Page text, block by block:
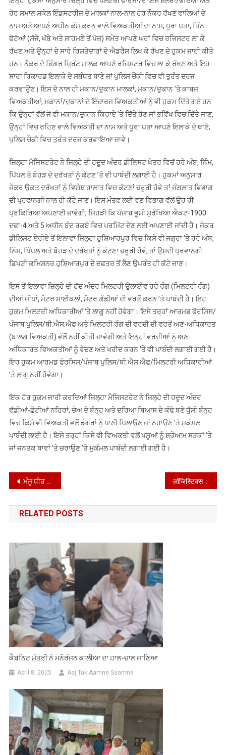
ਵੱਖ-
ਵੱਖ
ਪਾਬੰਦੀਆਂ
ਦੇ
ਹੁਕਮ
ਹੋਰ ਸਮਾਲ ਸਕੇਲ ਇੰਡਸਟਰੀਜ਼ ਦੇ ਮਾਲਕਾਂ ਨਾਲ-ਨਾਲ ਹੋਰ ਨੌਕਰ ਰੱਖਣ ਵਾਲਿਆਂ ਦੇ
ਨਾਮ ਅਤੇ ਆਪਣੇ ਅਧੀਨ ਕੰਮ ਕਰਨ ਵਾਲੇ ਵਿਅਕਤੀਆਂ ਦਾ ਨਾਮ, ਪੂਰਾ ਪਤਾ, ਤਿੰਨ
ਫੋਟੋਆਂ (ਸੱਜੇ, ਖੱਬੇ ਅਤੇ ਸਾਹਮਣੇ ਤੋਂ ਪੋਜ਼) ਸਮੇਤ ਆਪਣੇ ਘਰਾਂ ਵਿਚ ਰਜਿਸਟਰ ਲਾ ਕੇ
ਰੱਖਣ ਅਤੇ ਉਨ੍ਹਾਂ ਦੇ ਸਾਰੇ ਰਿਸ਼ਤੇਦਾਰਾਂ ਦੇ ਐਡਰੈਸ ਲਿਖ ਕੇ ਰੱਖਣ ਦੇ ਹੁਕਮ ਜਾਰੀ ਕੀਤੇ
ਹਨ। ਨੌਕਰ ਦੇ ਫਿੰਗਰ ਪ੍ਰਿੰਟ ਮਾਲਕ ਆਪਣੇ ਰਜਿਸਟਰ ਵਿਚ ਲਾ ਕੇ ਰੱਖਣ ਅਤੇ ਇਹ
ਸਾਰਾ ਰਿਕਾਰਡ ਇਲਾਕੇ ਦੇ ਸਬੰਧਤ ਥਾਣੇ ਜਾਂ ਪੁਲਿਸ ਚੌਂਕੀ ਵਿਚ ਵੀ ਤੁਰੰਤ ਦਰਜ
ਕਰਵਾਉਣ। ਇਸ ਦੇ ਨਾਲ ਹੀ ਮਕਾਨ/ਦੁਕਾਨ ਮਾਲਕਾਂ, ਮਕਾਨ/ਦੁਕਾਨ ’ਤੇ ਕਾਬਜ਼
ਵਿਅਕਤੀਆਂ, ਮਕਾਨਾਂ/ਦੁਕਾਨਾਂ ਦੇ ਇੰਚਾਰਜ ਵਿਅਕਤੀਆਂ ਨੂੰ ਵੀ ਹੁਕਮ ਦਿੱਤੇ ਗਏ ਹਨ
ਕਿ ਉਨ੍ਹਾਂ ਵੱਲੋਂ ਜੋ ਵੀ ਮਕਾਨ/ਦੁਕਾਨ ਕਿਰਾਏ ’ਤੇ ਦਿੱਤੇ ਹੋਣ ਜਾਂ ਭਵਿੱਖ ਵਿਚ ਦਿੱਤੇ ਜਾਣ,
ਉਨ੍ਹਾਂ ਵਿਚ ਰਹਿਣ ਵਾਲੇ ਵਿਅਕਤੀ ਦਾ ਨਾਮ ਅਤੇ ਪੂਰਾ ਪਤਾ ਆਪਣੇ ਇਲਾਕੇ ਦੇ ਥਾਣੇ,
ਪੁਲਿਸ ਚੌਕੀ ਵਿਚ ਤੁਰੰਤ ਦਰਜ ਕਰਵਾਇਆ ਜਾਵੇ।
ਜ਼ਿਲ੍ਹਾ ਮੈਜਿਸਟਰੇਟ ਨੇ ਜ਼ਿਲ੍ਹੇ ਦੀ ਹਦੂਦ ਅੰਦਰ ਡੀਲਿਸਟ ਖੇਤਰ ਵਿਚੋਂ ਹਰੇ ਅੰਬ, ਨਿੰਮ,
ਪਿੱਪਲ ਤੇ ਬੋਹੜ ਦੇ ਦਰੱਖਤਾਂ ਨੂੰ ਕੱਟਣ ’ਤੇ ਵੀ ਪਾਬੰਦੀ ਲਗਾਈ ਹੈ। ਹੁਕਮਾਂ ਅਨੁਸਾਰ
ਜੇਕਰ ਉਕਤ ਦਰੱਖਤਾਂ ਨੂੰ ਵਿਸ਼ੇਸ਼ ਹਾਲਾਤ ਵਿਚ ਕੱਟਣਾਂ ਜ਼ਰੂਰੀ ਹੋਵੇ ਤਾਂ ਜੰਗਲਾਤ ਵਿਭਾਗ
ਦੀ ਪ੍ਰਵਾਨਗੀ ਨਾਲ ਹੀ ਕੱਟੇ ਜਾਣ। ਇਸ ਮੰਤਵ ਲਈ ਵਣ ਵਿਭਾਗ ਵੱਲੋਂ ਉਹ ਹੀ
ਪ੍ਰਕਿਰਿਆ ਅਪਣਾਈ ਜਾਵੇਗੀ, ਜਿਹੜੀ ਕਿ ਪੰਜਾਬ ਭੂਮੀ ਸੁਰੱਖਿਆ ਐਕਟ-1900
ਦਫਾ-4 ਅਤੇ 5 ਅਧੀਨ ਬੰਦ ਰਕਬੇ ਵਿਚ ਪਰਮਿੱਟ ਦੇਣ ਲਈ ਅਪਣਾਈ ਜਾਂਦੀ ਹੈ। ਜੇਕਰ
ਡੀਲਿਸਟ ਏਰੀਏ ਤੋਂ ਇਲਾਵਾ ਜ਼ਿਲ੍ਹਾ ਹੁਸ਼ਿਆਰਪੁਰ ਵਿਚ ਕਿਸੇ ਵੀ ਜਗ੍ਹਾ ‘ਤੇ ਹਰੇ ਅੰਬ,
ਨਿੰਮ, ਪਿੱਪਲ ਅਤੇ ਬੋਹੜ ਦੇ ਦਰੱਖਤਾਂ ਨੂੰ ਕੱਟਣਾ ਜ਼ਰੂਰੀ ਹੋਵੇ, ਤਾਂ ਉਸਦੀ ਪ੍ਰਵਾਨਗੀ
ਡਿਪਟੀ ਕਮਿਸ਼ਨਰ ਹੁਸ਼ਿਆਰਪੁਰ ਦੇ ਦਫ਼ਤਰ ਤੋਂ ਲੈਣ ਉਪਰੰਤ ਹੀ ਕੱਟੇ ਜਾਣ।
ਇਸ ਤੋਂ ਇਲਾਵਾ ਜ਼ਿਲ੍ਹੇ ਦੀ ਹੱਦ ਅੰਦਰ ਮਿਲਟਰੀ ਉਲਾਈਵ ਹਰੇ ਰੰਗ (ਮਿਲਟਰੀ ਰੰਗ)
ਦੀਆਂ ਜੀਪਾਂ, ਮੋਟਰ ਸਾਈਕਲਾਂ, ਮੋਟਰ ਗੱਡੀਆਂ ਦੀ ਵਰਤੋਂ ਕਰਨ ’ਤੇ ਪਾਬੰਦੀ ਹੈ। ਇਹ
ਹੁਕਮ ਮਿਲਟਰੀ ਅਧਿਕਾਰੀਆਂ ’ਤੇ ਲਾਗੂ ਨਹੀਂ ਹੋਵੇਗਾ। ਇਸੇ ਤਰ੍ਹਾਂ ਆਰਮਡ ਫੋਰਸਿਸ/
ਪੰਜਾਬ ਪੁਲਿਸ/ਬੀ.ਐਸ.ਐਫ ਅਤੇ ਮਿਲਟਰੀ ਰੰਗ ਦੀ ਵਰਦੀ ਦੀ ਵਰਤੋਂ ਅਣ-ਅਧਿਕਾਰਤ
(ਬਾਲਗ ਵਿਅਕਤੀ) ਵੱਲੋਂ ਨਹੀਂ ਕੀਤੀ ਜਾਵੇਗੀ ਅਤੇ ਇਨ੍ਹਾਂ ਵਰਦੀਆਂ ਨੂੰ ਅਣ-
ਅਧਿਕਾਰਤ ਵਿਅਕਤੀਆਂ ਨੂੰ ਵੇਚਣ ਅਤੇ ਖਰੀਦ ਕਰਨ ’ਤੇ ਵੀ ਪਾਬੰਦੀ ਲਗਾਈ ਗਈ ਹੈ।
ਇਹ ਹੁਕਮ ਆਰਮਡ ਫੋਰਸਿਸ/ਪੰਜਾਬ ਪੁਲਿਸ/ਬੀ.ਐਸ.ਐਫ/ਮਿਲਟਰੀ ਅਧਿਕਾਰੀਆਂ
’ਤੇ ਲਾਗੂ ਨਹੀਂ ਹੋਵੇਗਾ।
ਇਕ ਹੋਰ ਹੁਕਮ ਜਾਰੀ ਕਰਦਿਆਂ ਜ਼ਿਲ੍ਹਾ ਮੈਜਿਸਟਰੇਟ ਨੇ ਜ਼ਿਲ੍ਹੇ ਦੀ ਹਦੂਦ ਅੰਦਰ
ਵੱਡੀਆਂ-ਛੋਟੀਆਂ ਨਹਿਰਾਂ, ਚੋਅ ਦੇ ਬੰਨ੍ਹ ਅਤੇ ਦਰਿਆ ਬਿਆਸ ਦੇ ਕੰਢੇ ਬਣੇ ਧੁੱਸੀ ਬੰਨ੍ਹ
ਵਿਚ ਕਿਸੇ ਵੀ ਵਿਅਕਤੀ ਵਲੋਂ ਡੰਗਰਾਂ ਨੂੰ ਪਾਣੀ ਪਿਲਾਉਣ ਜਾਂ ਨਹਾਉਣ ’ਤੇ ਮੁਕੰਮਲ
ਪਾਬੰਦੀ ਲਾਈ ਹੈ। ਇਸੇ ਤਰ੍ਹਾਂ ਕਿਸੇ ਵੀ ਵਿਅਕਤੀ ਵਲੋਂ ਪਸ਼ੂਆਂ ਨੂੰ ਸ਼ਰੇਆਮ ਸੜਕਾਂ ’ਤੇ
ਜਾਂ ਜਨਤਕ ਥਾਵਾਂ ’ਤੇ ਚਰਾਉਣ ’ਤੇ ਮੁਕੰਮਲ ਪਾਬੰਦੀ ਲਗਾਈ ਗਈ ਹੈ।
Post
navigation
ਮੰਜੂ ਧੀਰ ਨੇ ਇਨਰ ਵ੍ਹੀਲ ਕਲੱਬ ਆਫ ਧੂਰੀ ਸਿਟੀ ਦੀ ਪ੍ਰਧਾਨ ਵਜੋਂ ਸੰਭਾਲਿਆ ਅਹੁਦਾ
RELATED POSTS
ਕੈਬਨਿਟ ਮੰਤਰੀ ਨੇ ਮਨੋਰੰਜਨ ਕਾਲੀਆ ਦਾ ਹਾਲ-ਚਾਲ ਜਾਣਿਆ
April 8, 2025 Aaj Tak Aamne Saamne